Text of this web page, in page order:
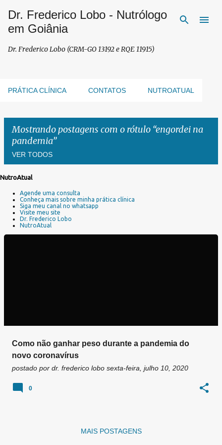
Pular para o conteúdo principal
Dr. Frederico Lobo - Nutrólogo
em Goiânia
Dr. Frederico Lobo (CRM-GO 13192 e RQE 11915)
PRÁTICA CLÍNICA CONTATOS NUTROATUAL
Mostrando postagens com o rótulo engordei na
pandemia
VER TODOS
g
NutroAtual
Agende uma consulta
Conheça mais sobre minha prática clínica
Siga meu canal no whatsapp
Visite meu site
Dr. Frederico Lobo
NutroAtual
Como não ganhar peso durante a pandemia do
novo coronavírus
postado por dr. frederico lobo sexta-feira, julho 10, 2020
0
MAIS POSTAGENS